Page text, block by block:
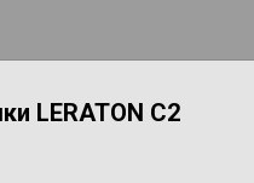
LERATON C2